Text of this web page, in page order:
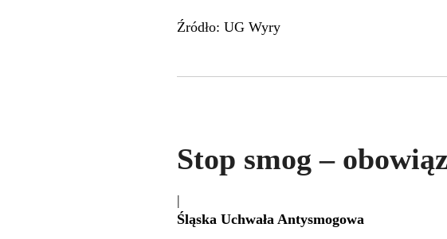
Źródło: UG Wyry
Stop smog –
|
Śląska Uchwała Antysmogowa